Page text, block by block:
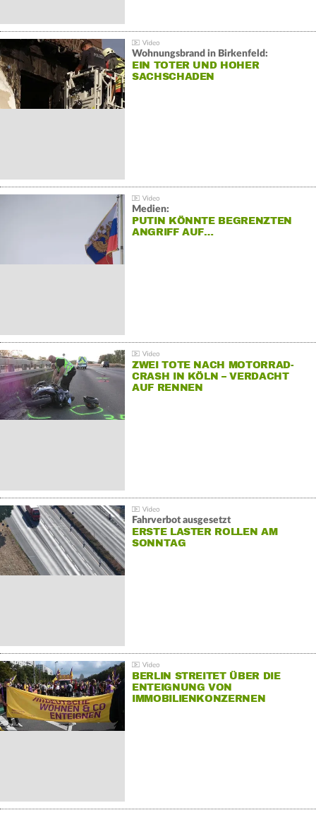
Wohnungsbrand in Birkenfeld:
EIN TOTER UND HOHER
SACHSCHADEN
Medien:
PUTIN KÖNNTE BEGRENZTEN
ANGRIFF AUF…
ZWEI TOTE NACH MOTORRAD-
CRASH IN KÖLN – VERDACHT
AUF RENNEN
Fahrverbot ausgesetzt
ERSTE LASTER ROLLEN AM
SONNTAG
BERLIN STREITET ÜBER DIE
ENTEIGNUNG VON
IMMOBILIENKONZERNEN